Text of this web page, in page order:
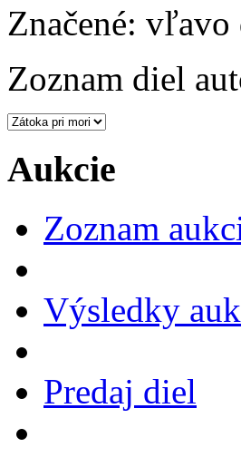
Značené: vľavo
Zoznam diel
Aukcie
Zoznam
Výsledky
Predaj diel